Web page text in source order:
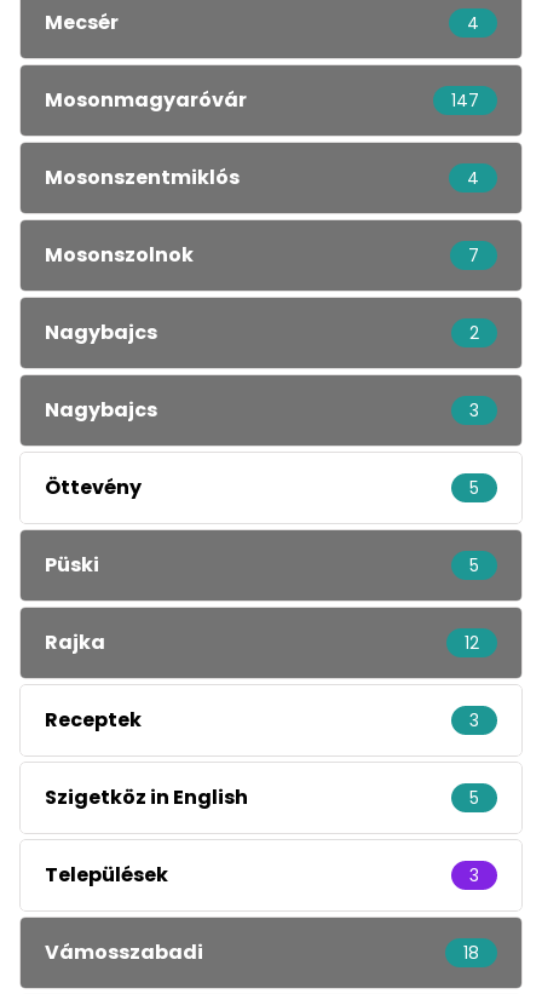
Mecsér 4
Mosonmagyaróvár 147
Mosonszentmiklós 4
Mosonszolnok 7
Nagybajcs 2
Nagybajcs 3
Öttevény 5
Püski 5
Rajka 12
Receptek 3
Szigetköz in English 5
Települések 3
Vámosszabadi 18